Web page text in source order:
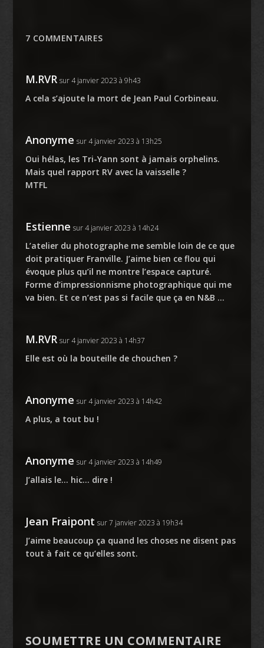
7 COMMENTAIRES
M.RVR sur 4 janvier 2023 à 9h43
A cela s’ajoute la mort de Jean Paul Corbineau.
Anonyme sur 4 janvier 2023 à 13h25
Oui hélas, les Tri-Yann sont à jamais orphelins.
Mais quel rapport RV avec la vaisselle ?
MTFL
Estienne sur 4 janvier 2023 à 14h24
L’atelier du photographe me semble loin de ce que
doit pratiquer Franville. J’aime bien ce flou qui
évoque plus qu’il ne montre l’espace capturé.
Forme d’impressionnisme photographique qui me
va bien. Et ce n’est pas si facile que ça en N&B …
M.RVR sur 4 janvier 2023 à 14h37
Elle est où la bouteille de chouchen ?
Anonyme sur 4 janvier 2023 à 14h42
A plus, a tout bu !
Anonyme sur 4 janvier 2023 à 14h49
J’allais le… hic… dire !
Jean Fraipont sur 7 janvier 2023 à 19h34
J’aime beaucoup ça quand les choses ne disent pas
tout à fait ce qu’elles sont.
SOUMETTRE UN COMMENTAIRE